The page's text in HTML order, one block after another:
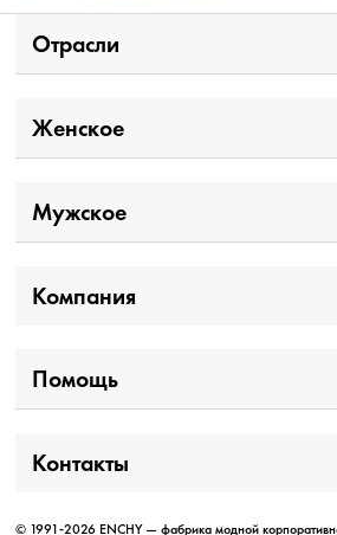
Отрасли
Женское
Мужское
Компания
Помощь
Контакты
© 1991-2026 ENCHY — фабрика модной